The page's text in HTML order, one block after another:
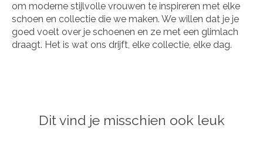
om moderne stijlvolle vrouwen te inspireren met elke
schoen en collectie die we maken. We willen dat je je
goed voelt over je schoenen en ze met een glimlach
draagt. Het is wat ons drijft, elke collectie, elke dag.
Dit vind je misschien ook leuk